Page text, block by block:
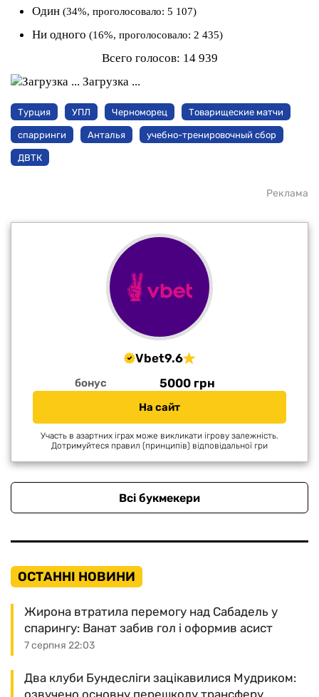
Один (34%, проголосовало: 5 107)
Ни одного (16%, проголосовало: 2 435)
Всего голосов: 14 939
Загрузка ...
Турция УПЛ Черноморец Товарищеские матчи
спарринги Анталья учебно-тренировочный сбор
ДВТК
Реклама
Vbet9.6
бонус 5000 грн
На сайт
Участь в азартних іграх може викликати ігрову залежність.
Дотримуйтеся правил (принципів) відповідальної гри
Всі букмекери
ОСТАННІ НОВИНИ
7 серпня 22:03
Жирона втратила перемогу над Сабадель у
спарингу: Ванат забив гол і оформив асист
Два клуби Бундесліги зацікавилися Мудриком: